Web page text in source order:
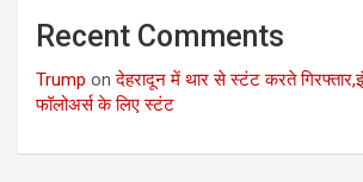
Recent Comments
Trump onदेहरादून में थार से स्टंट करते
फॉलोअर्स के लिए स्टंट